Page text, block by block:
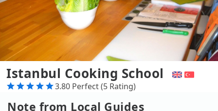
Istanbul Cooking School
3.80 Perfect (5 Rating)
Note from Local Guides